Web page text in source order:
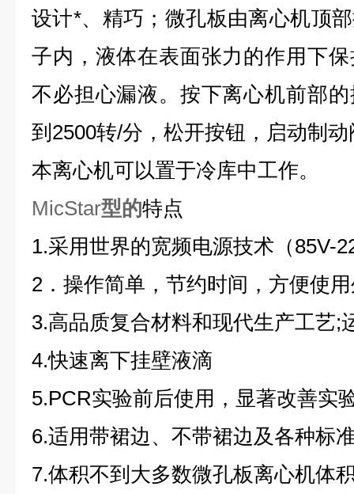
设计*、精巧；微孔板由离心机顶
子内，液体在表面张力的作用下
不必担心漏液。按下离心机前部
到2500转/分，松开按钮，启动制
本离心机可以置于冷库中工作。
MicStar型的特点
1.采用世界的宽频电源技术（85V-
2 ．操作简单，节约时间，方便使用
3.高品质复合材料和现代生产工艺;
4.快速离下挂壁液滴
5.PCR实验前后使用，显著改善实
6.适用带裙边、不带裙边及各种标
7.体积不到大多数微孔板离心机体